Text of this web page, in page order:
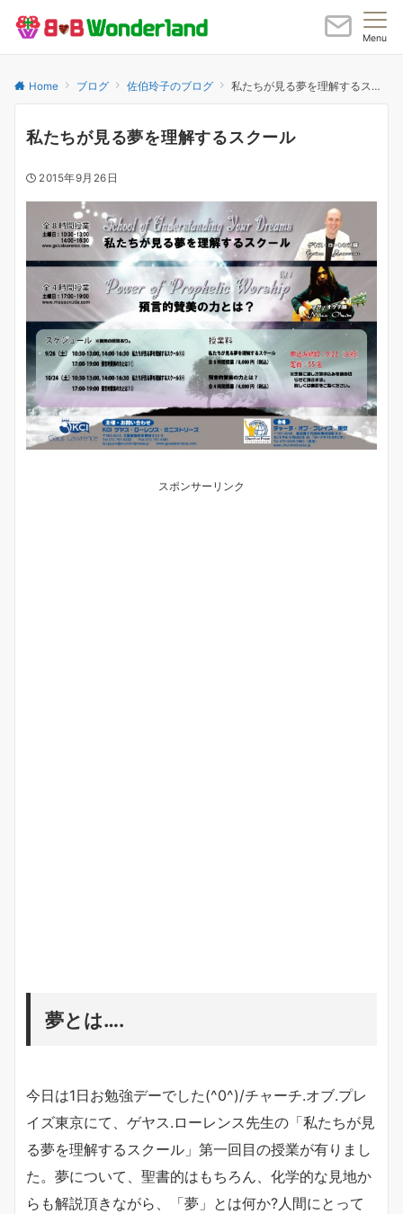
Menu
Home ブログ 佐伯玲子のブログ 私たちが見る夢を理解するスクール
私たちが見る夢を理解するスクール
2015年9月26日
スポンサーリンク
夢とは….
今日は1日お勉強デーでした(^0^)/チャーチ.オブ.プレ
イズ東京にて、ゲヤス.ローレンス先生の「私たちが見
る夢を理解するスクール」第一回目の授業が有りまし
た。夢について、聖書的はもちろん、化学的な見地か
らも解説頂きながら、「夢」とは何か?人間にとって